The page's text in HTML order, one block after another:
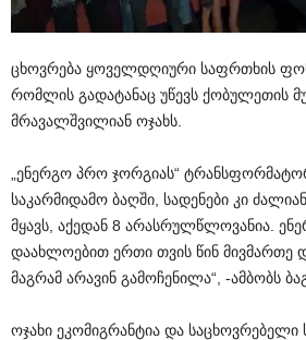
ცხოვრება ყოველდღიური საფრთხის
რომლის გადატანაც უწევს ქობულეთის
მრავალშვილიან ოჯახს.
„ენერგო პრო ჯორგიას“
საკარმიდამო ბაღში, სადენები კი
მყავს, აქედან 8 არასრულწლოვანია.
დაახლოებით ერთი თვის წინ მივმართე
მაგრამ არავინ გამოჩენილა“, -ამბობს
ოჯახი ეკომიგრანტია და საცხოვრებელი